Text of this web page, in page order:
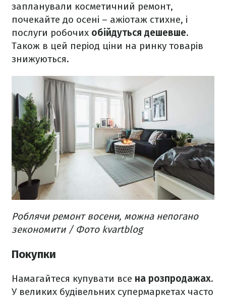
запланували косметичний ремонт,
почекайте до осені – ажіотаж стихне, і
послуги робочих обійдуться дешевше.
Також в цей період ціни на ринку товарів
знижуються.
Роблячи ремонт восени, можна непогано
зекономити / Фото kvartblog
Покупки
Намагайтеся купувати все на розпродажах.
У великих будівельних супермаркетах часто